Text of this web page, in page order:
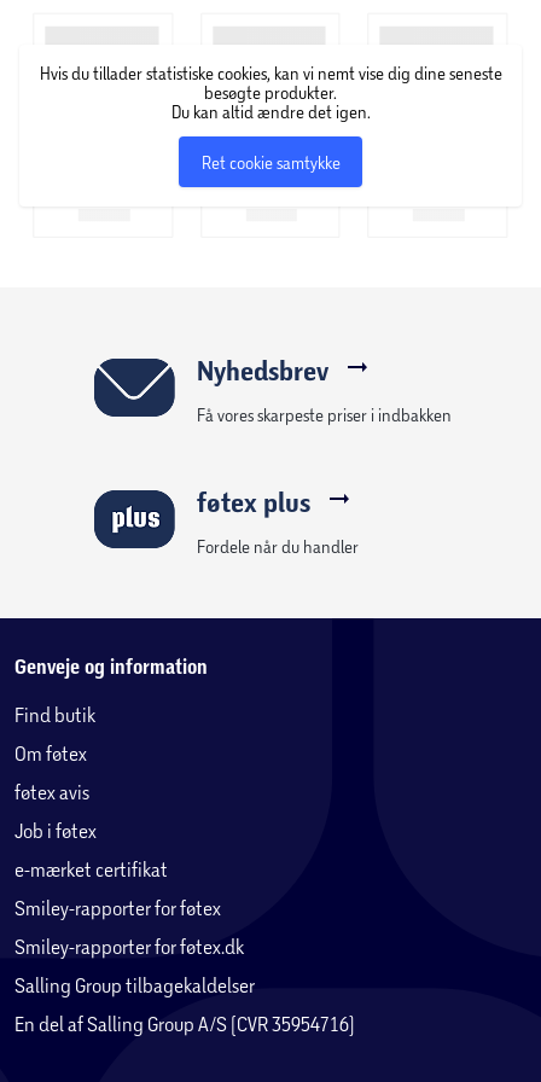
Dampsterilisering neutraliserer 99,9% af alle
Ideel til store og små flasker, sutter, låg, kopper mv.
Forbliver steril med lukket låg i op til 24 timer
Kompakt format, nem at bruge på rejser
diameteren er 28 cm
Sterilisatorflasken er en robust, let beholder med låg. Du
skyller flasker og sutter og sætter dem på hovedet i
beholderen. Hæld ca. 120 ml almindeligt postevand i
ovenpå og sæt den i mikrobølgeovnen. Tænd for
mikrobølgeovnen på højeste indstilling i seks minutter, og
du er færdig. Flaskerne er nu skinnende rene og kan holdes
sterile i op til 24 timer, forudsat at låget på beholderen
forbliver lukket. Flaskesterilisatoren har plads til fire 250
ml flasker på samme tid og passer ind i enhver
konventionel mikrobølgeovn.
Hvis du tillader statistiske cookies, kan vi nemt vise dig dine seneste
besøgte produkter.
Du kan altid ændre det igen.
Ret cookie samtykke
Nyhedsbrev
Få vores skarpeste priser i indbakken
føtex plus
Fordele når du handler
Genveje og information
Find butik
Om føtex
føtex avis
Job i føtex
e-mærket certifikat
Smiley-rapporter for føtex
Smiley-rapporter for føtex.dk
Salling Group tilbagekaldelser
En del af Salling Group A/S (CVR 35954716)